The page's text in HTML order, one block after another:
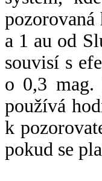
a 1 au od
souvisí s
o 0,3 mag.
používá
k
pokud se